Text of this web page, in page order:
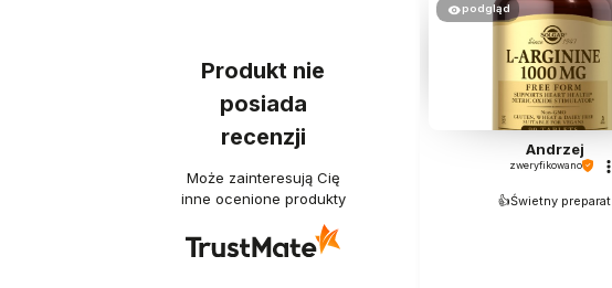
Produkt nie
posiada
recenzji
Może zainteresują Cię
inne ocenione produkty
podgląd
Andrzej
zweryfikowano
👍️Świetny preparat